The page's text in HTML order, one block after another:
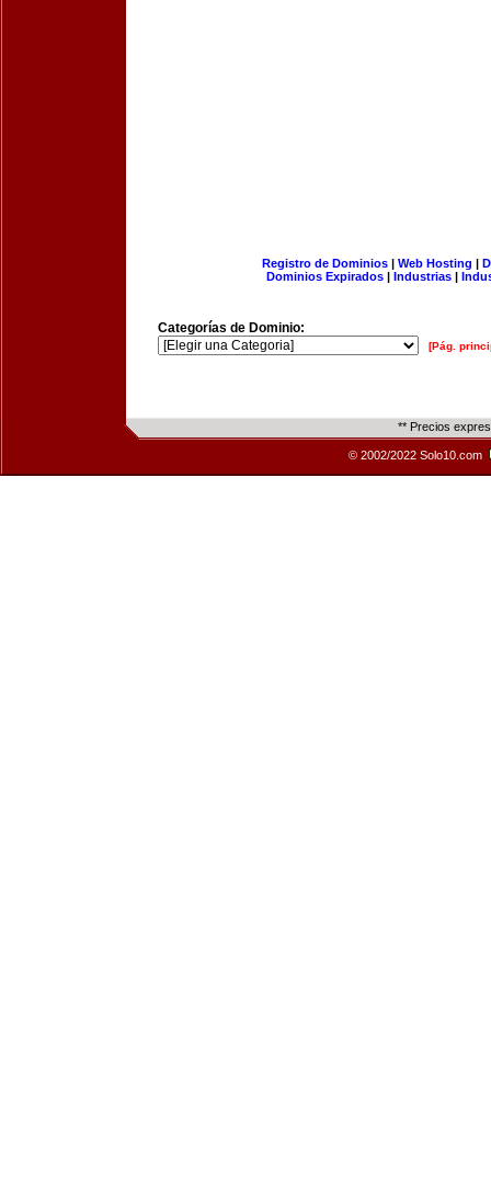
Registro de Dominios| Web Hosting |
Dominios Expirados | Industrias |
Categorías de Dominio:
[Pág.
** Precios
© 2002/2022 Solo10.com